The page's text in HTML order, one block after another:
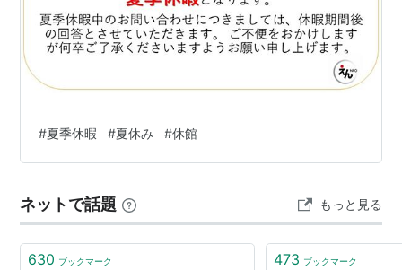
#夏季休暇 #夏休み #休館
ネットで話題 もっと見る
630 ブックマーク 473 ブックマーク